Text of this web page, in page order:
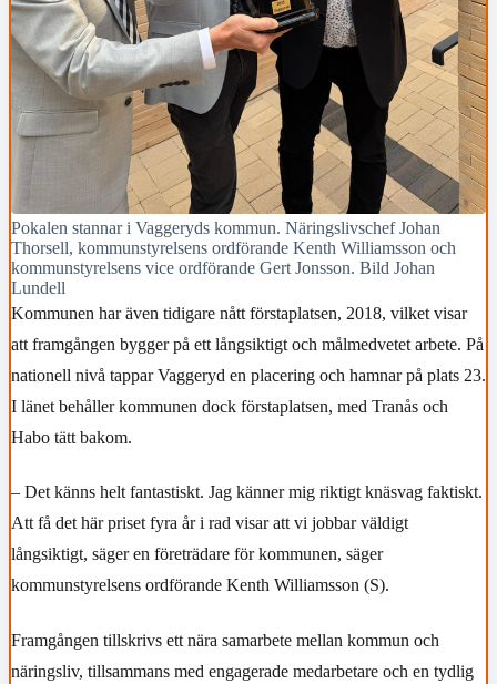
Pokalen stannar i Vaggeryds kommun. Näringslivschef Johan
Thorsell, kommunstyrelsens ordförande Kenth Williamsson och
kommunstyrelsens vice ordförande Gert Jonsson. Bild Johan
Lundell
Kommunen har även tidigare nått förstaplatsen, 2018, vilket visar
att framgången bygger på ett långsiktigt och målmedvetet arbete. På
nationell nivå tappar Vaggeryd en placering och hamnar på plats 23.
I länet behåller kommunen dock förstaplatsen, med Tranås och
Habo tätt bakom.
– Det känns helt fantastiskt. Jag känner mig riktigt knäsvag faktiskt.
Att få det här priset fyra år i rad visar att vi jobbar väldigt
långsiktigt, säger en företrädare för kommunen, säger
kommunstyrelsens ordförande Kenth Williamsson (S).
Framgången tillskrivs ett nära samarbete mellan kommun och
näringsliv, tillsammans med engagerade medarbetare och en tydlig